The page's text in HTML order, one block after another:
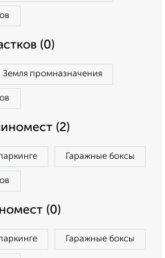
(0)
Земля промназначения
(2)
Гаражные боксы
(0)
Гаражные боксы